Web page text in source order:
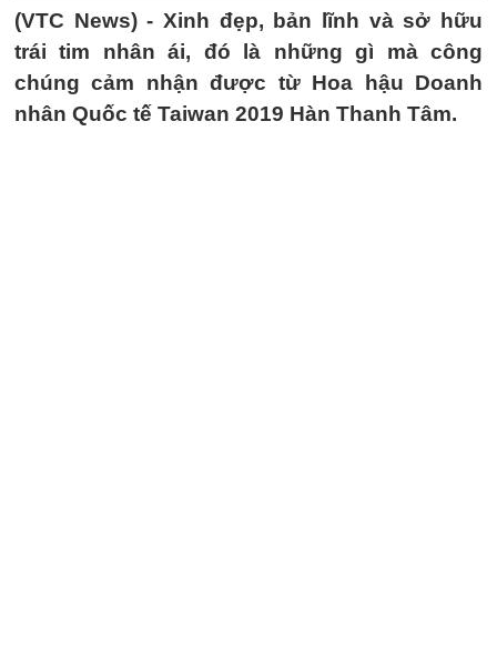
(VTC News) - Xinh đẹp, bản lĩnh và sở hữu
trái tim nhân ái, đó là những gì mà công
chúng cảm nhận được từ Hoa hậu Doanh
nhân Quốc tế Taiwan 2019 Hàn Thanh Tâm.